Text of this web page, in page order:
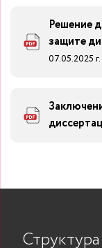
Решение
защите
07.05.2025 г.
Структура